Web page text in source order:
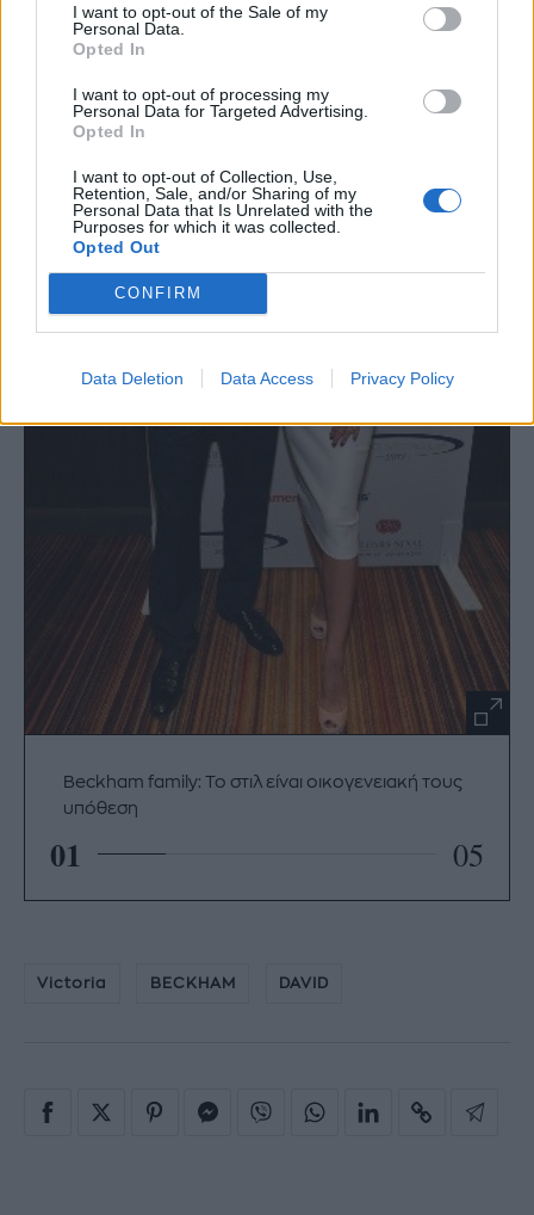
I want to opt-out of the Sale of my
Personal Data.
Opted In
I want to opt-out of processing my
Personal Data for Targeted Advertising.
Opted In
I want to opt-out of Collection, Use,
Retention, Sale, and/or Sharing of my
Personal Data that Is Unrelated with the
Purposes for which it was collected.
Opted Out
CONFIRM
Data Deletion Data Access Privacy Policy
Beckham family: Το στιλ είναι οικογενειακή τους
υπόθεση
01 05
Victoria BECKHAM DAVID